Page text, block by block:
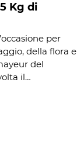
Kg di
per
della flora e
del
il…